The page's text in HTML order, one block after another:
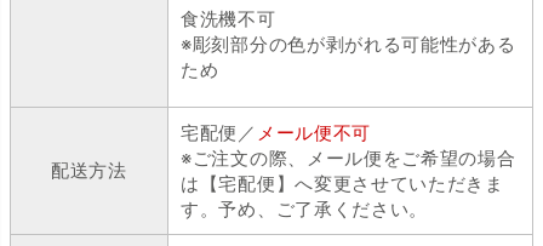
食洗機不可
※彫刻部分の色が剥がれる可能性がある
ため
配送方法
宅配便／ メール便不可
※ご注文の際、メール便をご希望の場合
は【宅配便】へ変更させていただきま
す。予め、ご了承ください。